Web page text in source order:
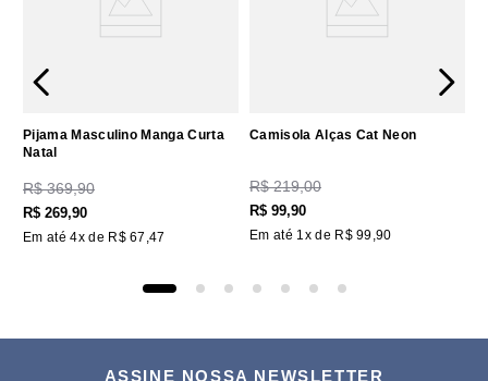
Pijama Masculino Manga Curta
Natal
R$ 369,90
R$ 269,90
Em até4x de R$ 67 ,47
Camisola Alças Cat Neon
R$ 219,00
R$ 99,90
Em até 1x de R$ 99,90
ASSINE NOSSA NEWSLETTER